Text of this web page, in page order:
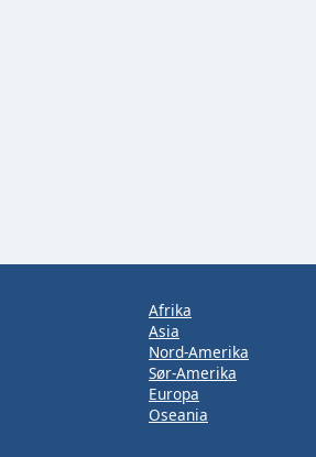
Afrika
Asia
Nord-Amerika
Sør-Amerika
Europa
Oseania